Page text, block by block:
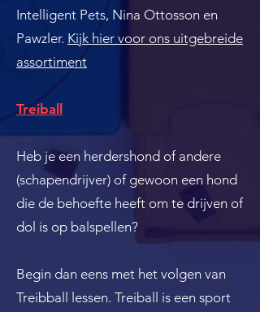
Intelligent Pets, Nina Ottosson en
Pawzler. Kijk hier voor ons uitgebreide
assortiment
Treiball
Heb je een herdershond of andere
(schapendrijver) of gewoon een hond
die de behoefte heeft om te drijven of
dol is op balspellen?
Begin dan eens met het volgen van
Treibball lessen. Treiball is een sport